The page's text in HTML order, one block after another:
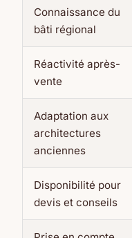
Connaissance du
bâti régional
Réactivité après-
vente
Adaptation aux
architectures
anciennes
Disponibilité pour
devis et conseils